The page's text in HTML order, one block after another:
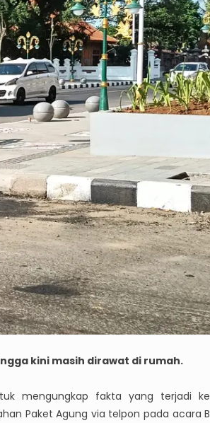
kini masih dirawat di rumah.
mengungkap fakta yang terjadi
Paket Agung via telpon pada acara